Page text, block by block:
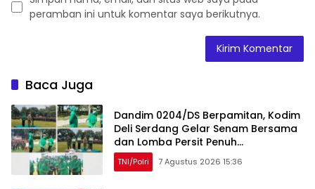
peramban ini untuk komentar saya berikutnya.
Baca Juga
Dandim 0204/DS Berpamitan, Kodim
Deli Serdang Gelar Senam Bersama
dan Lomba Persit Penuh
Kebersamaan
TNI/Polri 7 Agustus 2026 15:36